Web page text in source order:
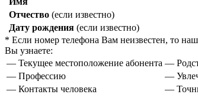
Отчество (если известно)
Дату рождения (если известно)
* Если номер телефона Вам неизвестен, то
Вы узнаете:
— Текущее местоположение абонента —
— Профессию
—
— Контакты человека
—